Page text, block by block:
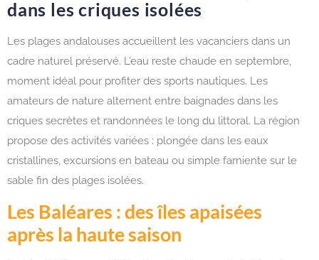
dans les criques isolées
Les plages andalouses accueillent les vacanciers dans un
cadre naturel préservé. L’eau reste chaude en septembre,
moment idéal pour profiter des sports nautiques. Les
amateurs de nature alternent entre baignades dans les
criques secrètes et randonnées le long du littoral. La région
propose des activités variées : plongée dans les eaux
cristallines, excursions en bateau ou simple farniente sur le
sable fin des plages isolées.
Les Baléares : des îles apaisées
après la haute saison